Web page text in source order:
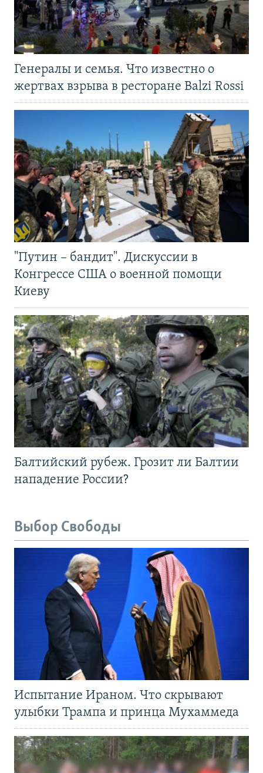
Генералы и семья. Что известно о
жертвах взрыва в ресторане Balzi Rossi
"Путин – бандит". Дискуссии в
Конгрессе США о военной помощи
Киеву
Балтийский рубеж. Грозит ли Балтии
нападение России?
Выбор Свободы
Испытание Ираном. Что скрывают
улыбки Трампа и принца Мухаммеда